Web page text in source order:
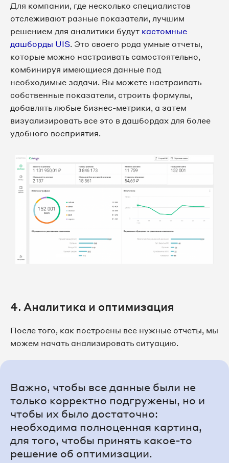
Для компании, где несколько специалистов
отслеживают разные показатели, лучшим
решением для аналитики будут кастомные
дашборды UIS. Это своего рода умные отчеты,
которые можно настраивать самостоятельно,
комбинируя имеющиеся данные под
необходимые задачи. Вы можете настраивать
собственные показатели, строить формулы,
добавлять любые бизнес-метрики, а затем
визуализировать все это в дашбордах для более
удобного восприятия.
4. Аналитика и оптимизация
После того, как построены все нужные отчеты, мы
можем начать анализировать ситуацию.
Важно, чтобы все данные были не
только корректно подгружены, но и
чтобы их было достаточно:
необходима полноценная картина,
для того, чтобы принять какое-то
решение об оптимизации.